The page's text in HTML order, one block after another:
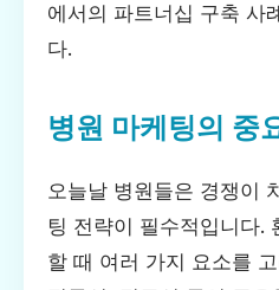
에서의 파트너십 구축 사
다.
병원 마케팅의 중
오늘날 병원들은 경쟁이
팅 전략이 필수적입니다.
할 때 여러 가지 요소를